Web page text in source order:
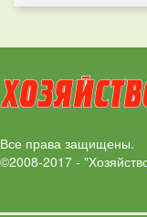
Все права защищены.
©2008-2017 -